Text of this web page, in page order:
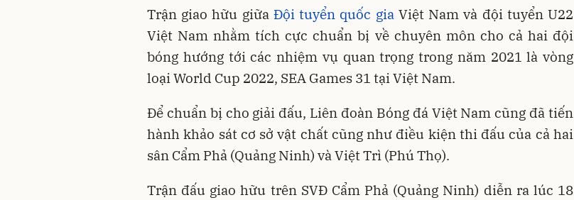
Trận giao hữu giữa Đội tuyển quốc giaViệt Nam và đội tuyển U22
Việt Nam nhằm tích cực chuẩn bị về chuyên môn cho cả hai đội
bóng hướng tới các nhiệm vụ quan trọng trong năm 2021 là vòng
loại World Cup 2022, SEA Games 31 tại Việt Nam.
Để chuẩn bị cho giải đấu, Liên đoàn Bóng đá Việt Nam cũng đã tiến
hành khảo sát cơ sở vật chất cũng như điều kiện thi đấu của cả hai
sân Cẩm Phả (Quảng Ninh) và Việt Trì (Phú Thọ).
Trận đấu giao hữu trên SVĐ Cẩm Phả (Quảng Ninh) diễn ra lúc 18